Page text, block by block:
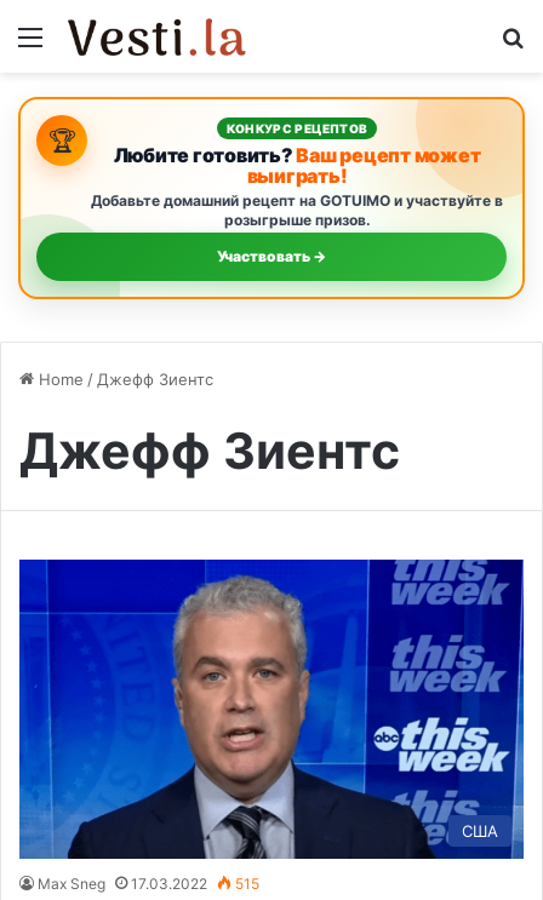
Menu
🏆 КОНКУРС РЕЦЕПТОВ
Любите готовить?Ваш рецепт может
выиграть!
Добавьте домашний рецепт на GOTUIMO и участвуйте в
розыгрыше призов.
Участвовать →
Home / Джефф Зиентс
Джефф Зиентс
США
Max Sneg 17.03.2022 515